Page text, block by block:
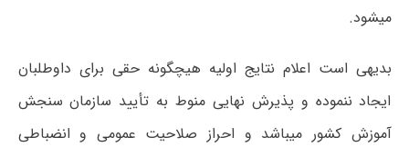
می­شود.
بدیهی است اعلام نتایج اولیه هیچگونه حقی برای داوطلبان
ایجاد ننموده و پذیرش نهایی منوط به تأیید سازمان سنجش
آموزش کشور می­باشد و احراز صلاحیت عمومی و انضباطی